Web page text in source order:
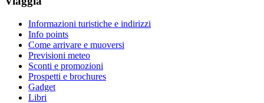
Informazioni turistiche e indirizzi
Info points
Come arrivare e muoversi
Previsioni meteo
Sconti e promozioni
Prospetti e brochures
Gadget
Libri